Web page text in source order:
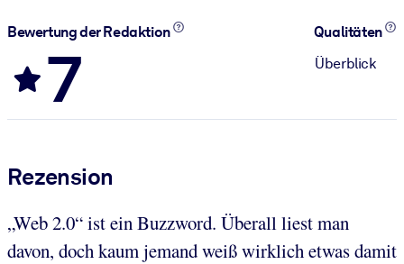
Bewertung der Redaktion
7
Qualitäten
Überblick
Rezension
„Web 2.0“ ist ein Buzzword. Überall liest man
davon, doch kaum jemand weiß wirklich etwas damit